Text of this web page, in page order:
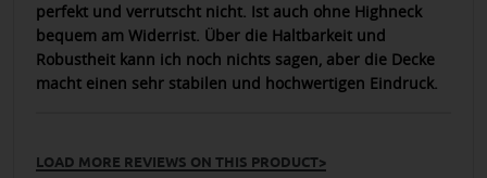
perfekt und verrutscht nicht. Ist auch ohne Highneck
bequem am Widerrist. Über die Haltbarkeit und
Robustheit kann ich noch nichts sagen, aber die Decke
macht einen sehr stabilen und hochwertigen Eindruck.
LOAD MORE REVIEWS ON THIS PRODUCT>